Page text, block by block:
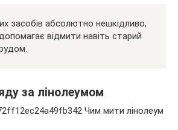
засобів абсолютно нешкідливо,
відмити навіть старий
за лінолеумом